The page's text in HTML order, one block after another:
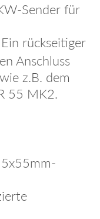
Sender für
Ein rückseitiger
Anschluss
z.B. dem
55 MK2.